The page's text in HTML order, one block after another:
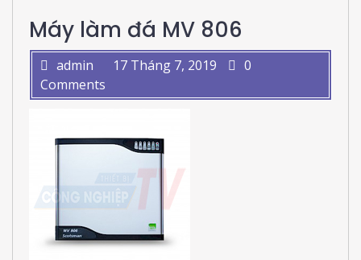
Máy làm đá MV 806
admin 17 Tháng 7, 2019
0
Comments